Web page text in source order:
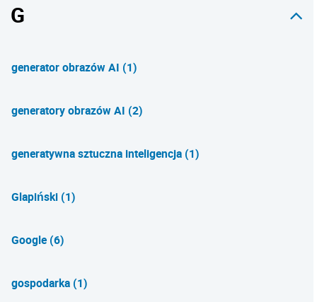
G
generator obrazów AI (1)
generatory obrazów AI (2)
generatywna sztuczna inteligencja (1)
Glapiński (1)
Google (6)
gospodarka (1)